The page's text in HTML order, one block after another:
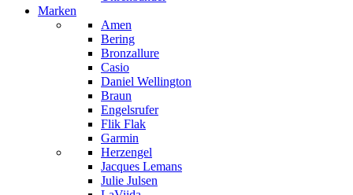
Marken
Amen
Bering
Bronzallure
Casio
Daniel Wellington
Braun
Engelsrufer
Flik Flak
Garmin
Herzengel
Jacques Lemans
Julie Julsen